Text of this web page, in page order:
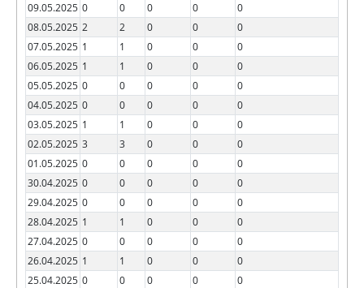
09.05.2025 0 0 0 0
0
08.05.2025 2 2 0 0
0
07.05.2025 1 1 0 0
0
06.05.2025 1 1 0 0
0
05.05.2025 0 0 0 0
0
04.05.2025 0 0 0 0
0
03.05.2025 1 1 0 0
0
02.05.2025 3 3 0 0
0
01.05.2025 0 0 0 0
0
30.04.2025 0 0 0 0
0
29.04.2025 0 0 0 0
0
28.04.2025 1 1 0 0
0
27.04.2025 0 0 0 0
0
26.04.2025 1 1 0 0
0
25.04.2025 0 0 0 0
0